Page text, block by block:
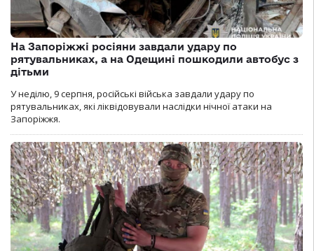
На Запоріжжі росіяни завдали удару по
рятувальниках, а на Одещині пошкодили автобус з
дітьми
У неділю, 9 серпня, російські війська завдали удару по
рятувальниках, які ліквідовували наслідки нічної атаки на
Запоріжжя.